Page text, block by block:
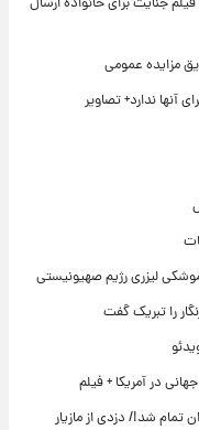
مزایده عمومی
لیزری رژیم صهیونیستی
را تبریک گفت
در آمریکا + فیلم
تمام شد!/ دزدی از مازیار